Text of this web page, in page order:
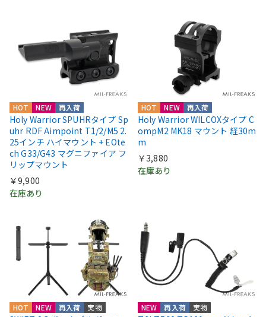
HOT NEW 再入荷
Holy Warrior SPUHRタイプ Sp
uhr RDF Aimpoint T1/2/M5 2.
25インチ ハイマウント + EOte
ch G33/G43 マグニファイア フ
リップマウント
￥9,900
在庫あり
HOT NEW 再入荷
Holy Warrior WILCOXタイプ C
ompM2 MK18 マウント 経30m
m
￥3,880
在庫あり
HOT NEW 再入荷 実物 NEW 再入荷 実物